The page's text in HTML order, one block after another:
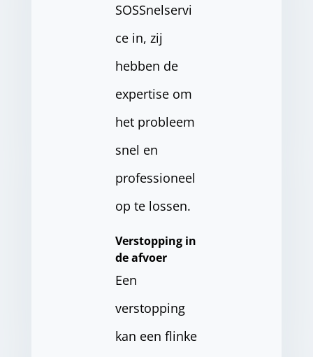
SOSSnelservi
ce in, zij
hebben de
expertise om
het probleem
snel en
professioneel
op te lossen.
Verstopping in
de afvoer
Een
verstopping
kan een flinke